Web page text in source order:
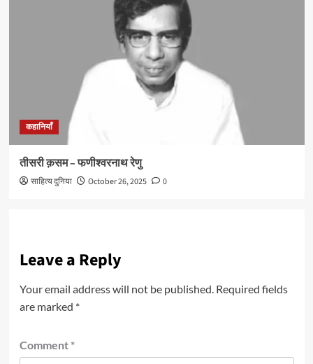
कहानियाँ
तीसरी क़सम – फणीश्वरनाथ रेणु
साहित्य दुनिया October 26, 2025 0
Leave a Reply
Your email address will not be published. Required fields
are marked *
Comment *